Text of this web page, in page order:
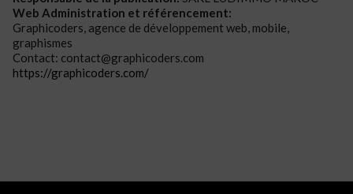
Web Administration et référencement:
Graphicoders, agence de développement web, mobile,
graphismes
Contact: contact@graphicoders.com
https://graphicoders.com/